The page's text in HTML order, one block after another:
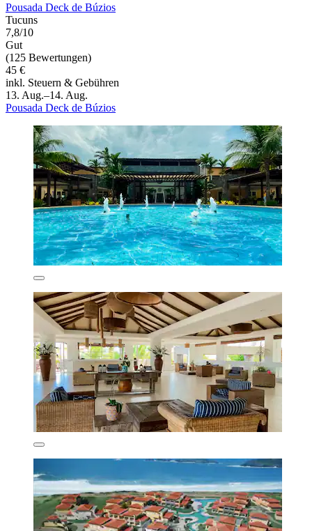
Pousada Deck de Búzios
Tucuns
7,8/10
Gut
(125 Bewertungen)
45 €
inkl. Steuern & Gebühren
13. Aug.–14. Aug.
Pousada Deck de Búzios